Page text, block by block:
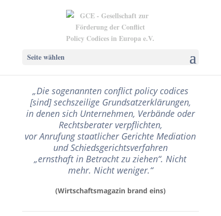
Seite wählen
„Die sogenannten conflict policy codices
[sind] sechszeilige Grundsatzerklärungen,
in denen sich Unternehmen, Verbände oder
Rechtsberater verpflichten,
vor Anrufung staatlicher Gerichte Mediation
und Schiedsgerichtsverfahren
„ernsthaft in Betracht zu ziehen“. Nicht
mehr. Nicht weniger.“
(Wirtschaftsmagazin brand eins)